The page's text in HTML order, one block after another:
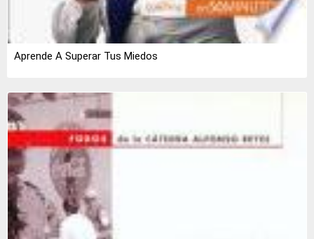
Aprende A Superar Tus Miedos